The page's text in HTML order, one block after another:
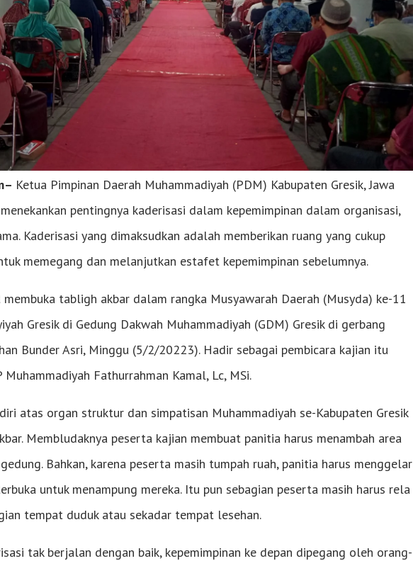
Ketua Pimpinan Daerah Muhammadiyah (PDM) Kabupaten Gresik, Jawa
pentingnya kaderisasi dalam kepemimpinan dalam organisasi,
Kaderisasi yang dimaksudkan adalah memberikan ruang yang cukup
memegang dan melanjutkan estafet kepemimpinan sebelumnya.
tabligh akbar dalam rangka Musyawarah Daerah (Musyda) ke-11
Gresik di Gedung Dakwah Muhammadiyah (GDM) Gresik di gerbang
Bunder Asri, Minggu (5/2/20223). Hadir sebagai pembicara kajian itu
Fathurrahman Kamal, Lc, MSi.
atas organ struktur dan simpatisan Muhammadiyah se-Kabupaten Gresik
Membludaknya peserta kajian membuat panitia harus menambah area
Bahkan, karena peserta masih tumpah ruah, panitia harus menggelar
untuk menampung mereka. Itu pun sebagian peserta masih harus rela
tempat duduk atau sekadar tempat lesehan.
tak berjalan dengan baik, kepemimpinan ke depan dipegang oleh orang-